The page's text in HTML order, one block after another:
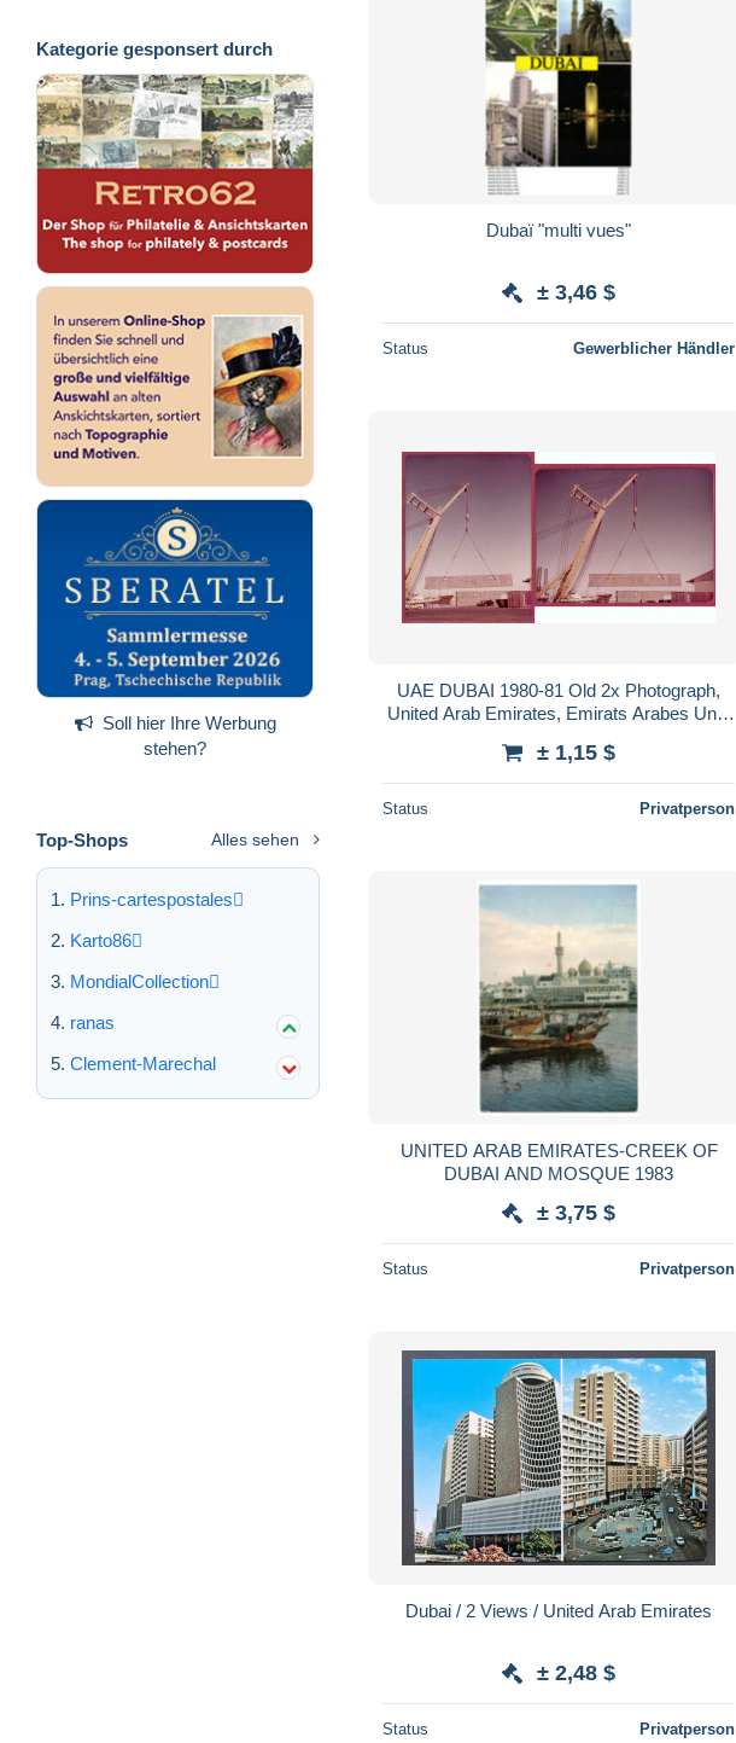
Kategorie gesponsert durch
Soll hier Ihre Werbung
stehen?
Top-Shops Alles sehen
Prins-cartespostales
Karto86
MondialCollection
ranas
Clement-Marechal
Dubaï "multi vues"
± 3,46 $
Status Gewerblicher Händler
UAE DUBAI 1980-81 Old 2x Photograph,
United Arab Emirates, Emirats Arabes Unis
± 1,15 $
Status Privatperson
UNITED ARAB EMIRATES-CREEK OF
DUBAI AND MOSQUE 1983
± 3,75 $
Status Privatperson
Dubai / 2 Views / United Arab Emirates
± 2,48 $
Status Privatperson